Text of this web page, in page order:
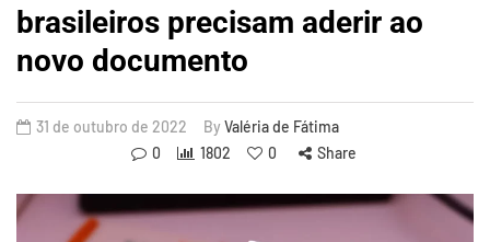
brasileiros precisam aderir ao
novo documento
31 de outubro de 2022 By Valéria de Fátima
0
1802 0 Share